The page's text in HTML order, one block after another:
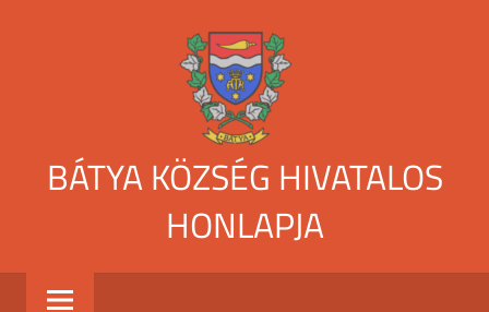
BÁTYA KÖZSÉG HIVATALOS
HONLAPJA